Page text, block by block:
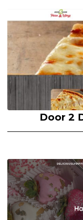
Door 2